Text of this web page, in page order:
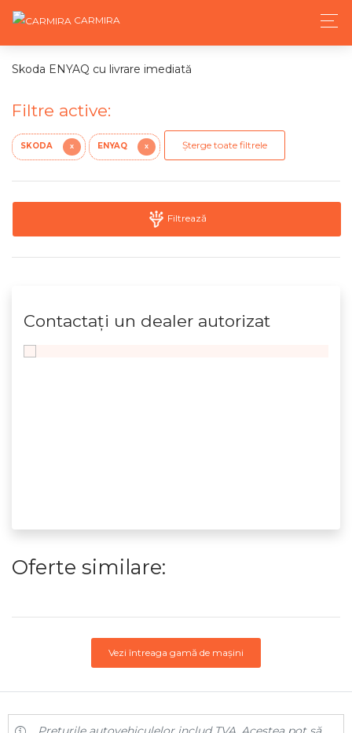
CARMIRA
Skoda ENYAQ cu livrare imediată
Filtre active:
SKODA X ENYAQ X Șterge toate filtrele
Filtrează
Contactaţi un dealer autorizat
Oferte similare:
Vezi întreaga gamă de mașini